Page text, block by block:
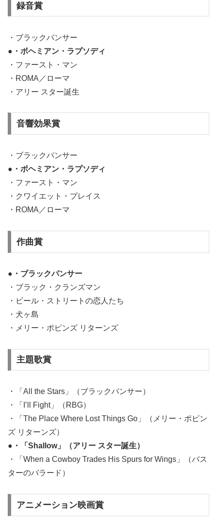
録音賞
・ブラックパンサー
●・ボヘミアン・ラプソディ
・ファースト・マン
・ROMA／ローマ
・アリー スター誕生
音響効果賞
・ブラックパンサー
●・ボヘミアン・ラプソディ
・ファースト・マン
・クワイエット・プレイス
・ROMA／ローマ
作曲賞
●・ブラックパンサー
・ブラック・クランズマン
・ビール・ストリートの恋人たち
・犬ヶ島
・メリー・ポピンズ リターンズ
主題歌賞
・「All the Stars」（ブラックパンサー）
・「I’ll Fight」（RBG）
・「The Place Where Lost Things Go」（メリー・ポピン
ズ リターンズ）
●・「Shallow」（アリー スター誕生）
・「When a Cowboy Trades His Spurs for Wings」（バス
ターのバラード）
アニメーション映画賞